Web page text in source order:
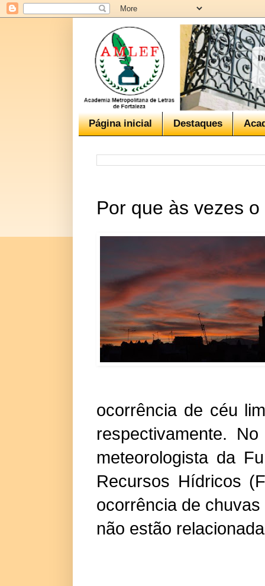
Página inicial Destaques
Por que às vezes
ocorrência de céu
respectivamente.
meteorologista da
Recursos Hídricos
ocorrência de chuvas
não estão